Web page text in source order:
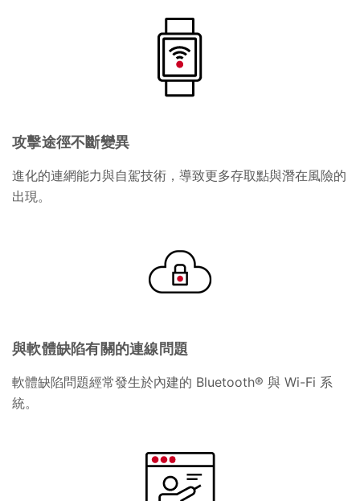
攻擊途徑不斷變異
進化的連網能力與自駕技術，導致更多存取點與潛在風險的
出現。
與軟體缺陷有關的連線問題
軟體缺陷問題經常發生於內建的 Bluetooth® 與 Wi-Fi 系
統。